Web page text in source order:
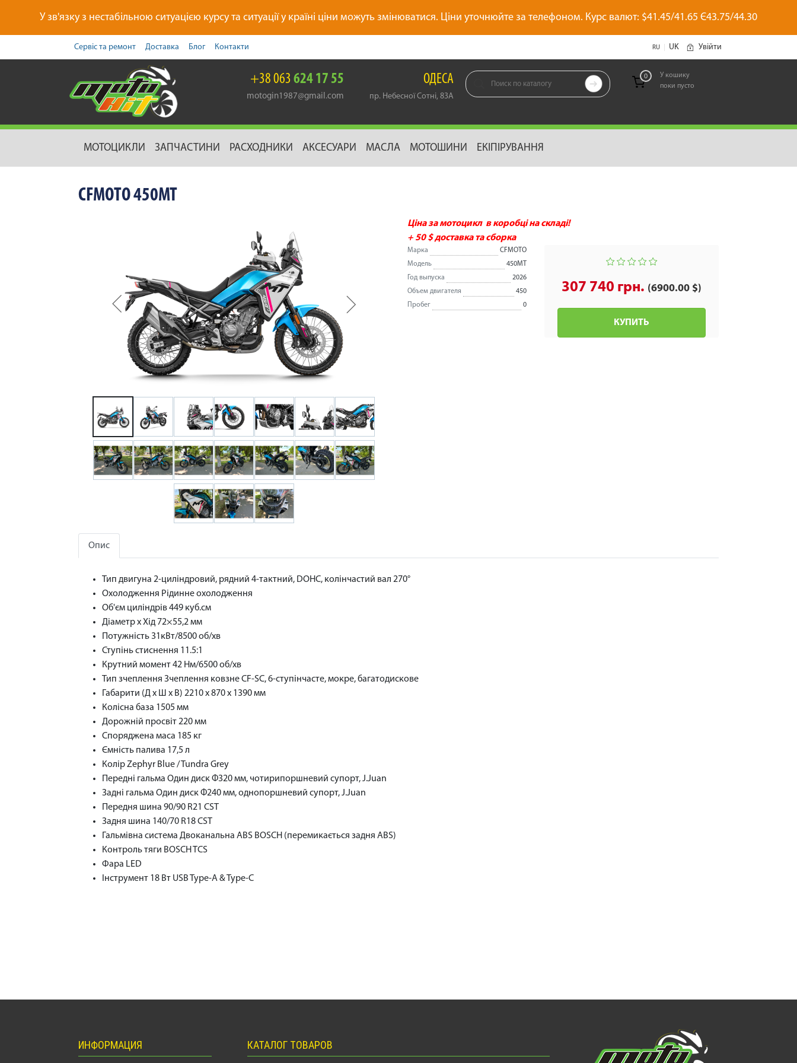
У зв'язку з нестабільною ситуацією курсу та ситуації у країні ціни можуть змінюватися. Ціни уточнюйте за телефоном. Курс валют: $41.45/41.65 Є43.75/44.30
Сервіс та ремонт Доставка Блог Контакти RU UK Увійти
+38 063 624 17 55
motogin1987@gmail.com
ОДЕСА
пр. Небесної Сотні, 83А

0
позиций
У кошику
поки пусто
МОТОЦИКЛИ ЗАПЧАСТИНИ РАСХОДНИКИ АКСЕСУАРИ МАСЛА МОТОШИНИ ЕКІПІРУВАННЯ
CFMOTO 450MT
Ціна за мотоцикл в коробці на складі!
+ 50 $ доставка та сборка
Марка
CFMOTO
Модель
450МТ
Год выпуска
2026
Объем двигателя
450
Пробег
0
307 740 грн. (6900.00 $)
КУПИТЬ
Опис
Тип двигуна 2-циліндровий, рядний 4-тактний, DOHC, колінчастий вал 270°
Охолодження Рідинне охолодження
Об'єм циліндрів 449 куб.см
Діаметр х Хід 72×55,2 мм
Потужнiсть 31кВт/8500 об/хв
Ступінь стиснення 11.5:1
Крутний момент 42 Нм/6500 об/хв
Тип зчеплення Зчеплення ковзне CF-SC, 6-ступінчасте, мокре, багатодискове
Габарити (Д x Ш x В) 2210 x 870 x 1390 мм
Колісна база 1505 мм
Дорожній просвіт 220 мм
Споряджена маса 185 кг
Ємність палива 17,5 л
Колір Zephyr Blue / Tundra Grey
Передні гальма Один диск Φ320 мм, чотирипоршневий супорт, J.Juan
Задні гальма Один диск Φ240 мм, однопоршневий супорт, J.Juan
Передня шина 90/90 R21 CST
Задня шина 140/70 R18 CST
Гальмівна система Двоканальна ABS BOSCH (перемикається задня ABS)
Контроль тяги BOSCH TCS
Фара LED
Інструмент 18 Вт USB Type-A & Type-C
ИНФОРМАЦИЯ КАТАЛОГ ТОВАРОВ